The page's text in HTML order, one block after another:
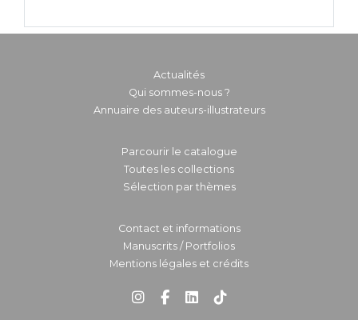
Actualités
Qui sommes-nous ?
Annuaire des auteurs-illustrateurs
Parcourir le catalogue
Toutes les collections
Sélection par thèmes
Contact et informations
Manuscrits / Portfolios
Mentions légales et crédits